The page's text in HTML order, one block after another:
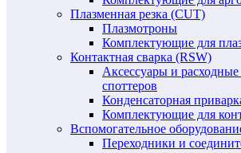
Плазменная резка (CUT)
Плазмотроны
Комплектующие для
Контактная сварка (RSW)
Аксессуары и
споттеров
Конденсаторная
Комплектующие для
Вспомогательное
Переходники и